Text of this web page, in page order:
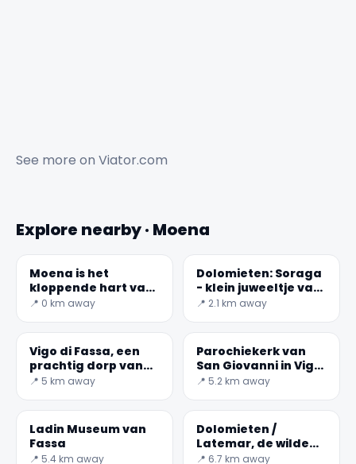
See more on Viator.com
Explore nearby · Moena
Moena is het
kloppende hart van
Val di Fassa.
📍 0 km away
Dolomieten: Soraga
- klein juweeltje van
de Val di Fassa
📍 2.1 km away
Vigo di Fassa, een
prachtig dorp van
hout en steen
📍 5 km away
Parochiekerk van
San Giovanni in Vigo
di Fassa
📍 5.2 km away
Ladin Museum van
Fassa
📍 5.4 km away
Dolomieten /
Latemar, de wilde
berg
📍 6.7 km away
🏆🏆 #1 Trip Planner 2026
Rated best travel app worldwide